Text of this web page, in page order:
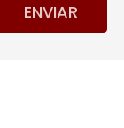
ENVIAR